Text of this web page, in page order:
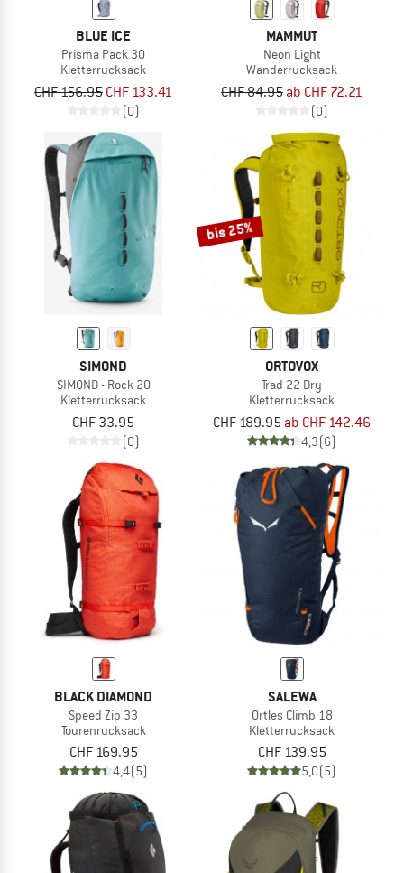
BLUE ICE
Prisma Pack 30
Kletterrucksack
CHF 156.95 CHF 133.41
(0)
MAMMUT
Neon Light
Wanderrucksack
CHF 84.95 ab CHF 72.21
(0)
SIMOND
SIMOND - Rock 20
Kletterrucksack
CHF 33.95
(0)
bis 25%
ORTOVOX
Trad 22 Dry
Kletterrucksack
CHF 189.95 ab CHF 142.46
4,3(6)
BLACK DIAMOND
Speed Zip 33
Tourenrucksack
CHF 169.95
4,4(5)
SALEWA
Ortles Climb 18
Kletterrucksack
CHF 139.95
5,0(5)